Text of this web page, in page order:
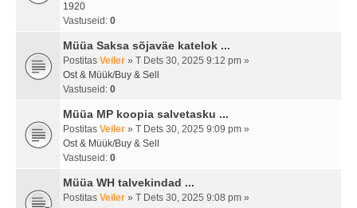
1920
Vastuseid: 0
Müüa Saksa sõjaväe katelok ...
Postitas Veiler » T Dets 30, 2025 9:12 pm »
Ost & Müük/Buy & Sell
Vastuseid: 0
Müüa MP koopia salvetasku ...
Postitas Veiler » T Dets 30, 2025 9:09 pm »
Ost & Müük/Buy & Sell
Vastuseid: 0
Müüa WH talvekindad ...
Postitas Veiler » T Dets 30, 2025 9:08 pm »